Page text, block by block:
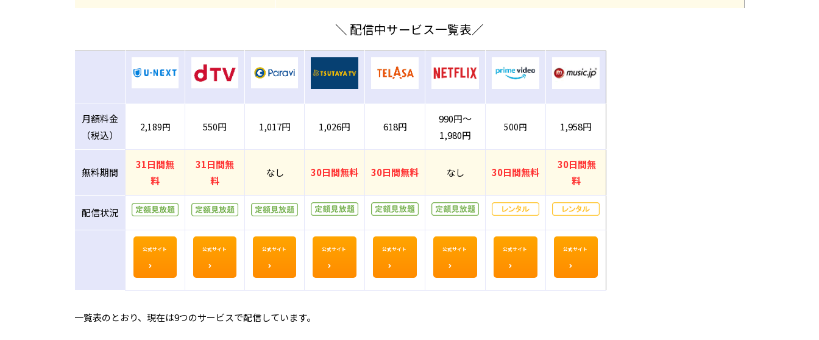
＼ 配信中サービス一覧表／
月額料金
（税込）
2,189円 550円 1,017円 1,026円 618円
990円～
1,980円
500円 1,958円
無料期間
31日間無
料
31日間無
料
なし 30日間無料 30日間無料 なし 30日間無料
30日間無
料
配信状況
公式サイト 公式サイト 公式サイト 公式サイト 公式サイト 公式サイト 公式サイト 公式サイト
一覧表のとおり、現在は9つのサービスで配信しています。